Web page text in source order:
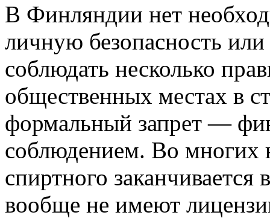
В Финляндии нет
личную безопасность
соблюдать несколько
общественных местах в
формальный запрет —
соблюдением. Во многих
спиртного заканчивается
вообще не имеют